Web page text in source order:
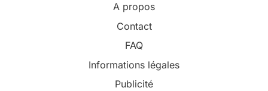
A propos
Contact
FAQ
Informations légales
Publicité